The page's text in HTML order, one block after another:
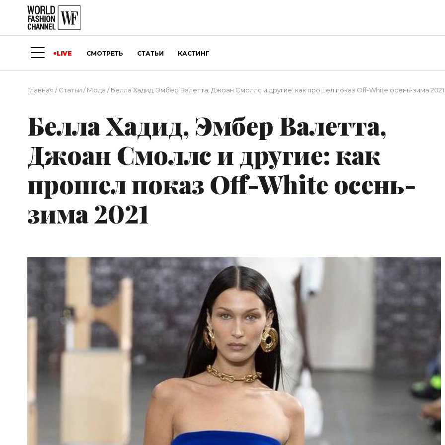
LIVE СМОТРЕТЬ СТАТЬИ КАСТИНГ
Главная /Статьи /Мода /Белла Хадид, Эмбер Валетта, Джоан Смоллс и другие: как прошел показ Off-White осень-зима 2021
Белла Хадид, Эмбер Валетта,
Джоан Смоллс и другие: как
прошел показ Off-White осень-
зима 2021